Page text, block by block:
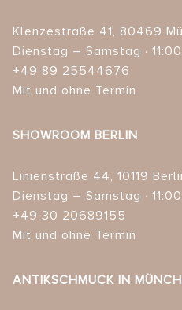
Klenzestraße 41, 80469
Dienstag – Samstag ·
+49 89 25544676
Mit und ohne Termin
SHOWROOM BERLIN
Linienstraße 44, 10119
Dienstag – Samstag ·
+49 30 20689155
Mit und ohne Termin
ANTIKSCHMUCK IN